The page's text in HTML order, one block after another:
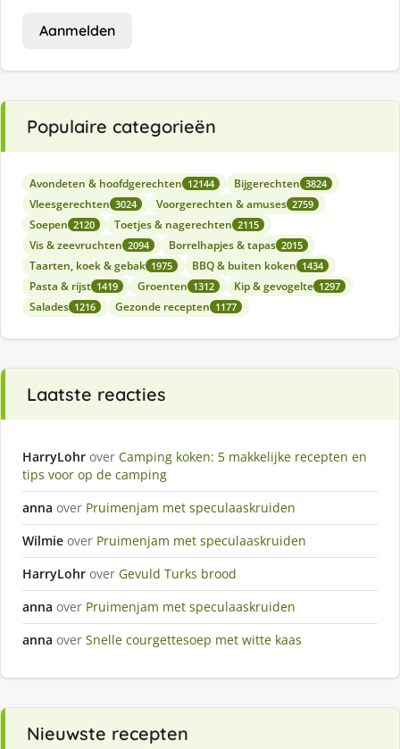
Aanmelden
Populaire categorieën
Avondeten & hoofdgerechten 12144 Bijgerechten 3824
Vleesgerechten 3024 Voorgerechten & amuses 2759
Soepen 2120 Toetjes & nagerechten 2115
Vis & zeevruchten 2094 Borrelhapjes & tapas 2015
Taarten, koek & gebak 1975 BBQ & buiten koken 1434
Pasta & rijst 1419 Groenten 1312 Kip & gevogelte 1297
Salades 1216 Gezonde recepten 1177
Laatste reacties
HarryLohr over Camping koken: 5 makkelijke recepten en
tips voor op de camping
anna over Pruimenjam met speculaaskruiden
Wilmie over Pruimenjam met speculaaskruiden
HarryLohr over Gevuld Turks brood
anna over Pruimenjam met speculaaskruiden
anna over Snelle courgettesoep met witte kaas
Nieuwste recepten